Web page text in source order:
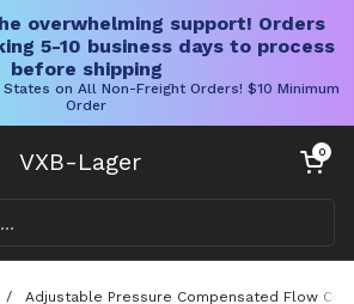
overwhelming support! Orders
5-10 business days to process
before shipping
on All Non-Freight Orders! $10 Minimum
Order
VXB-Lager Warenkorb
0
/ Adjustable Pressure Compensated Flow